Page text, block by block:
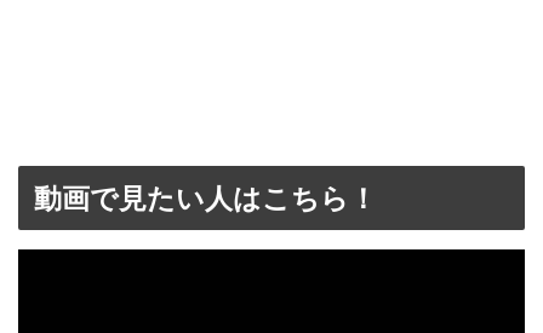
動画で見たい人はこちら！